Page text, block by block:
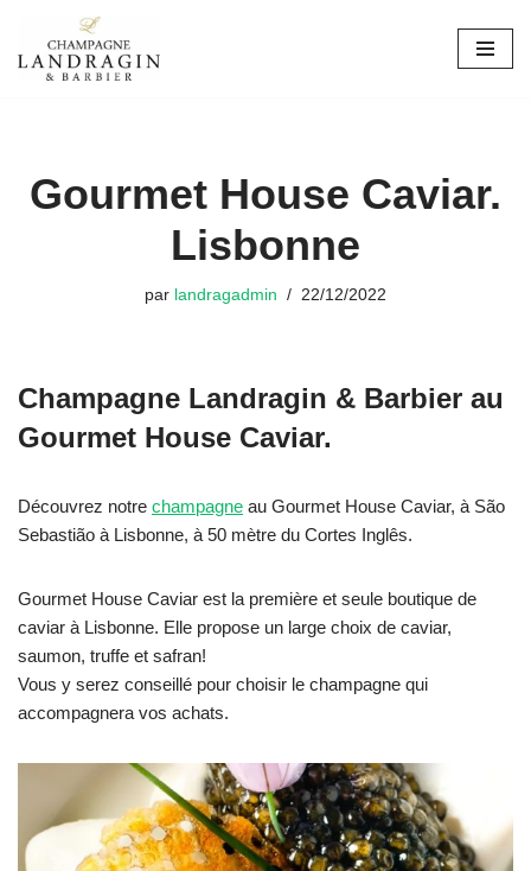
Aller
Gourmet House Caviar.
Lisbonne
par landragadmin 22/12/2022
Champagne Landragin & Barbier au
Gourmet House Caviar.
Découvrez notre champagne au Gourmet House Caviar, à São
Sebastião à Lisbonne, à 50 mètre du Cortes Inglês.
Gourmet House Caviar est la première et seule boutique de
caviar à Lisbonne. Elle propose un large choix de caviar,
saumon, truffe et safran!
Vous y serez conseillé pour choisir le champagne qui
accompagnera vos achats.